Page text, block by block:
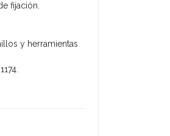
fijación.
y herramientas